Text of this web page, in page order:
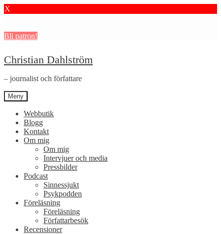
X
Bli patron!
Hoppa
till
navigering
Hoppa
till
innehåll
Christian Dahlström
– journalist och författare
Meny
Webbutik
Blogg
Kontakt
Om mig
Om mig
Intervjuer och media
Pressbilder
Podcast
Sinnessjukt
Psykpodden
Föreläsning
Föreläsning
Författarbesök
Recensioner